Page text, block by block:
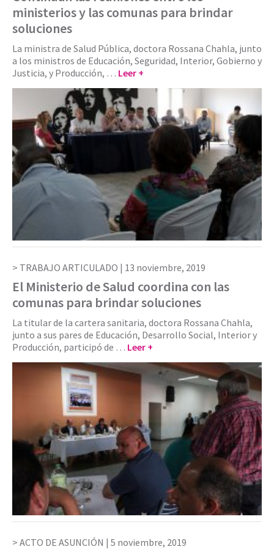
ministerios y las comunas para brindar
soluciones
La ministra de Salud Pública, doctora Rossana Chahla, junto
a los ministros de Educación, Seguridad, Interior, Gobierno y
Justicia, y Producción, … Leer +
TRABAJO ARTICULADO | 13 noviembre, 2019
El Ministerio de Salud coordina con las
comunas para brindar soluciones
La titular de la cartera sanitaria, doctora Rossana Chahla,
junto a sus pares de Educación, Desarrollo Social, Interior y
Producción, participó de … Leer +
ACTO DE ASUNCIÓN | 5 noviembre, 2019